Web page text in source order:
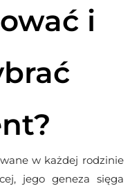
i
w każdej rodzinie
jego geneza sięga